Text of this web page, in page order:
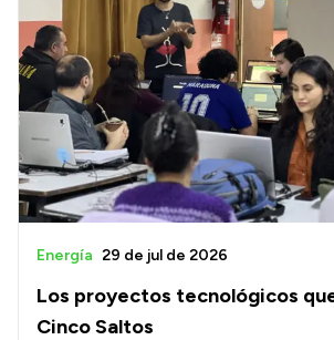
Los proyectos tecnológicos
Cinco Saltos
Energía 29 de jul de 2026